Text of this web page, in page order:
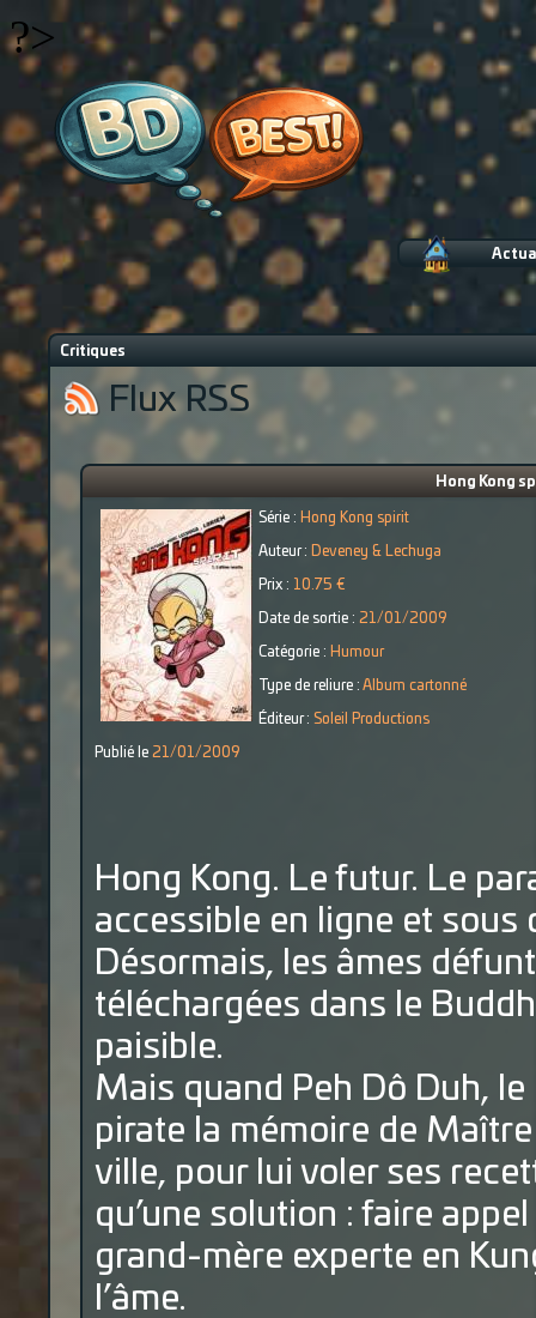
?>
Critiques
Flux RSS
Hong Kong
Série : Hong Kong spirit
Auteur : Deveney & Lechuga
Prix : 10.75 €
Date de sortie : 21/01/2009
Catégorie : Humour
Type de reliure : Album cartonné
Éditeur : Soleil Productions
Publié le 21/01/2009
Hong Kong. Le futur. Le
accessible en ligne et
Désormais, les âmes
téléchargées dans le
paisible.
Mais quand Peh Dô Duh,
pirate la mémoire de
ville, pour lui voler ses
qu’une solution : faire
grand-mère experte en
l’âme.